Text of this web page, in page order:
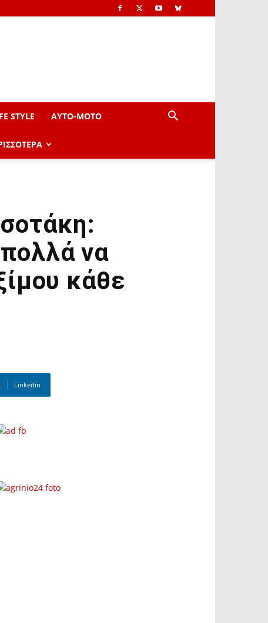
STYLE AYTO-ΜOTO
να
κάθε
Linkedin